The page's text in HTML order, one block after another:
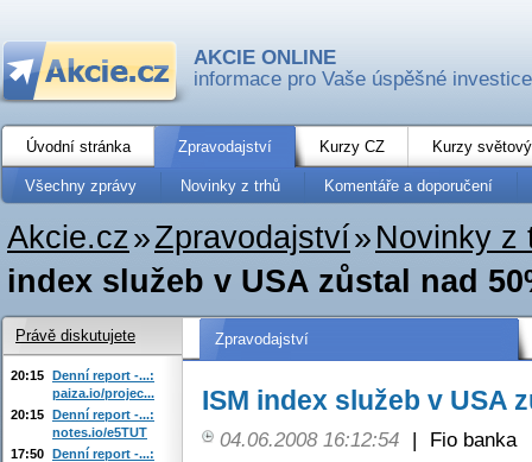
AKCIE ONLINE
informace pro Vaše úspěšné investice
Úvodní stránka Zpravodajství Kurzy CZ Kurzy
Všechny zprávy Novinky z trhů Komentáře a doporučení
Akcie.cz»Zpravodajství» Novinky z
index služeb v USA zůstal nad
Zpravodajství
ISM index služeb v USA
04.06.2008 16:12:54 |
Fio banka
Právě diskutujete
20:15 Denní report -...:
paiza.io/projec...
20:15 Denní report -...:
notes.io/e5TUT
17:50 Denní report -...: